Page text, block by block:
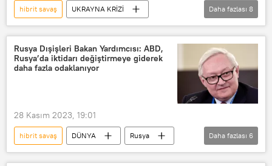
hibrit savaş
UKRAYNA KRİZİ
Kremlin
Vladimir Putin
Dmitriy Peskov
ABD
Ukrayna
Batı
NBC
Daha fazlası 8
Rusya Dışişleri Bakan Yardımcısı: ABD,
Rusya’da iktidarı değiştirmeye giderek
daha fazla odaklanıyor
28 Kasım 2023, 19:01
hibrit savaş DÜNYA
Rusya
Rus Dışişleri
Sergey Ryabkov
Daha fazlası 6